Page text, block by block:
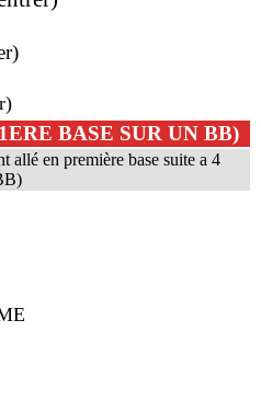
BASE SUR UN BB)
allé en première base suite a 4